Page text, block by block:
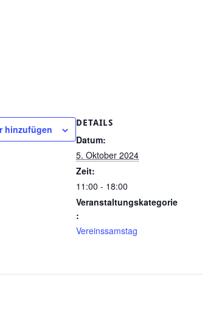
hinzufügen
DETAILS
Datum:
5. Oktober 2024
Zeit:
11:00 - 18:00
Veranstaltungskategorie
:
Vereinssamstag